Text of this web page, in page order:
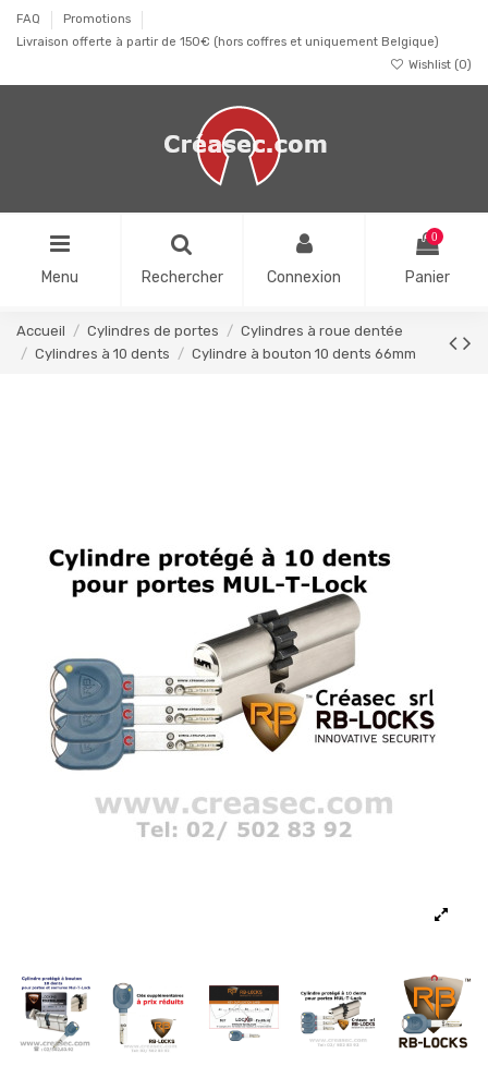
FAQ
Promotions
Livraison offerte à partir de 150€ (hors coffres et uniquement Belgique)
Wishlist (0)
Menu Rechercher Connexion
0
Panier
Accueil Cylindres de portes
Cylindres à roue dentée
Cylindres à 10 dents
Cylindre à bouton 10 dents 66mm